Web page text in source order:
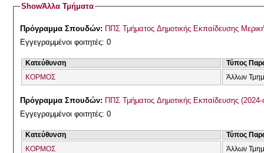
ShowΆλλα Τμήματα
Πρόγραμμα Σπουδών: ΠΠΣ Τμήματος Δημοτικής Εκπαίδευσης
Εγγεγραμμένοι φοιτητές: 0
Κατεύθυνση
Τύπος
ΚΟΡΜΟΣ
Άλλων
Πρόγραμμα Σπουδών: ΠΠΣ Τμήματος Δημοτικής Εκπαίδευσης
Εγγεγραμμένοι φοιτητές: 0
Κατεύθυνση
Τύπος
ΚΟΡΜΟΣ
Άλλων